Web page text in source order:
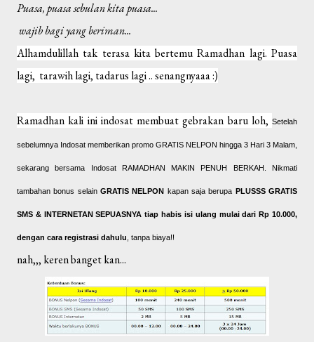
Puasa, puasa sebulan kita puasa...
wajib bagi yang beriman...
Alhamdulillah tak terasa kita bertemu Ramadhan lagi. Puasa
lagi, tarawih lagi, tadarus lagi .. senangnyaaa :)
Ramadhan kali ini indosat membuat gebrakan baru loh, Setelah
sebelumnya Indosat memberikan promo GRATIS NELPON hingga 3 Hari 3 Malam,
sekarang bersama Indosat RAMADHAN MAKIN PENUH BERKAH. Nikmati
tambahan bonus selain GRATIS NELPON kapan saja berupa PLUSSS GRATIS
SMS & INTERNETAN SEPUASNYA tiap habis isi ulang mulai dari Rp 10.000,
dengan cara registrasi dahulu, tanpa biaya!!
nah,,, keren banget kan...